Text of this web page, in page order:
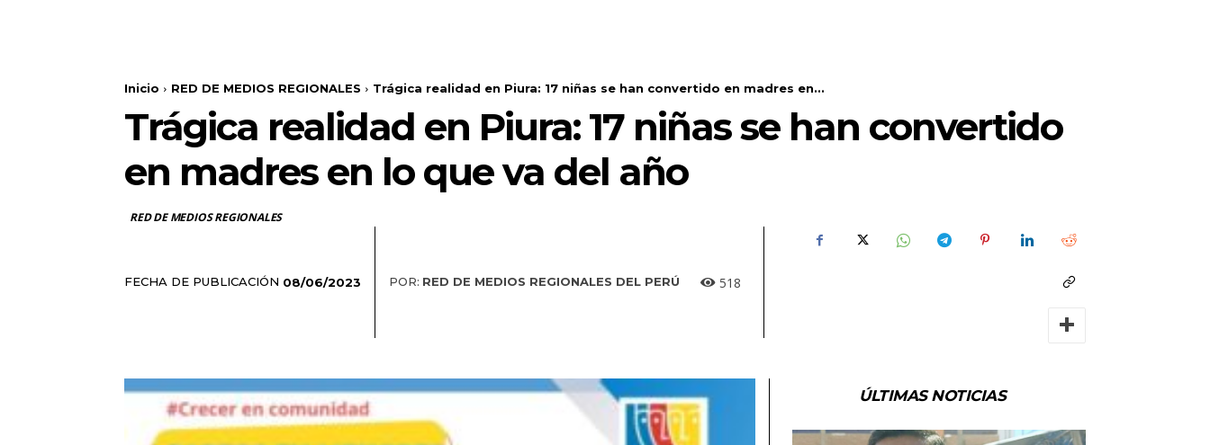
Inicio RED DE MEDIOS REGIONALES Trágica realidad en Piura: 17 niñas se han convertido en madres en...
Trágica realidad en Piura: 17 niñas se han convertido
en madres en lo que va del año
RED DE MEDIOS REGIONALES
FECHA DE PUBLICACIÓN 08/06/2023 POR: RED DE MEDIOS REGIONALES DEL PERÚ 518
ÚLTIMAS NOTICIAS